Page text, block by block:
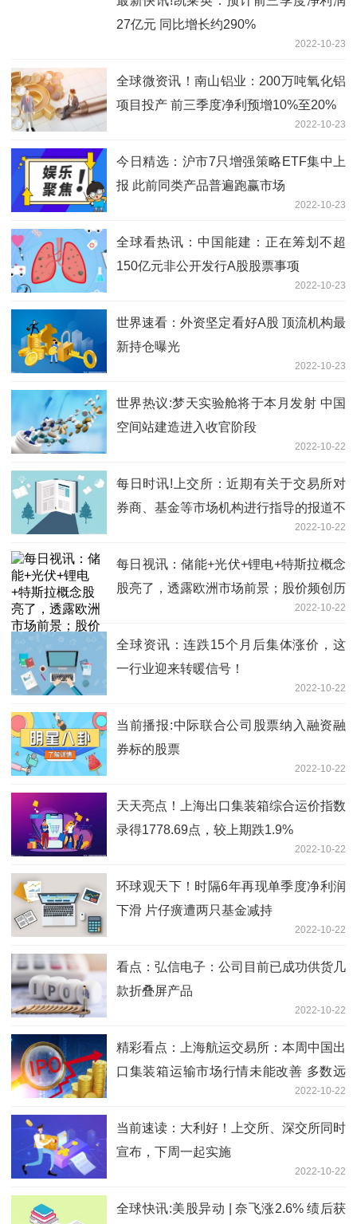
27亿元 同比增长约290%
2022-10-23
全球微资讯！南山铝业：200万吨氧化铝
项目投产 前三季度净利预增10%至20%
2022-10-23
今日精选：沪市7只增强策略ETF集中上
报 此前同类产品普遍跑赢市场
2022-10-23
全球看热讯：中国能建：正在筹划不超
150亿元非公开发行A股股票事项
2022-10-23
世界速看：外资坚定看好A股 顶流机构最
新持仓曝光
2022-10-23
世界热议:梦天实验舱将于本月发射 中国
空间站建造进入收官阶段
2022-10-22
每日时讯!上交所：近期有关于交易所对
券商、基金等市场机构进行指导的报道不
2022-10-22
每日视讯：储能+光伏+锂电+特斯拉概念
股亮了，透露欧洲市场前景；股价频创历
2022-10-22
全球资讯：连跌15个月后集体涨价，这
一行业迎来转暖信号！
2022-10-22
当前播报:中际联合公司股票纳入融资融
券标的股票
2022-10-22
天天亮点！上海出口集装箱综合运价指数
录得1778.69点，较上期跌1.9%
2022-10-22
环球观天下！时隔6年再现单季度净利润
下滑 片仔癀遭两只基金减持
2022-10-22
看点：弘信电子：公司目前已成功供货几
款折叠屏产品
2022-10-22
精彩看点：上海航运交易所：本周中国出
口集装箱运输市场行情未能改善 多数远
2022-10-22
当前速读：大利好！上交所、深交所同时
宣布，下周一起实施
2022-10-22
全球快讯:美股异动 | 奈飞涨2.6% 绩后获